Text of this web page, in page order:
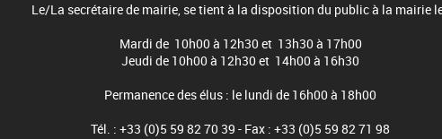
Le/La secrétaire de mairie, se tient à la disposition du public à la mairie
Mardi de 10h00 à 12h30 et 13h30 à 17h00
Jeudi de 10h00 à 12h30 et 14h00 à 16h30
Permanence des élus : le lundi de 16h00 à 18h00
Tél. : +33 (0)5 59 82 70 39 - Fax : +33 (0)5 59 82 71 98